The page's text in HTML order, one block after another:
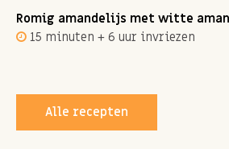
Romig amandelijs met witte
15 minuten + 6 uur invriezen
Alle recepten